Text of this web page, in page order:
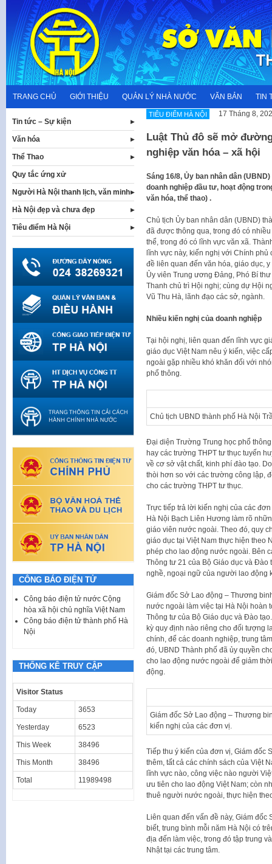
content
TRANG CHỦ GIỚI THIỆU QUẢN LÝ NHÀ NƯỚC VĂN BẢN TIN
TIÊU ĐIỂM HÀ NỘI 17 Tháng 8,
Luật Thủ đô sẽ mở
nghiệp văn hóa – xã hội
Sáng 16/8, Ủy ban nhân dân
doanh nghiệp đầu tư, hoạt động
văn hóa, thể thao) .
Chủ tịch Ủy ban nhân dân (UBND)
đã được thông qua, trong đó có
thể, trong đó có lĩnh vực văn xã.
lĩnh vực này, kiến nghị với Chính phủ
đề liên quan đến văn hóa, giáo dục, y
Ủy viên Trung ương Đảng, Phó Bí
Thanh chủ trì Hội nghị; cùng dự Hội
Vũ Thu Hà, lãnh đạo các sở, ngành.
Nhiều kiến nghị của doanh nghiệp
Tại hội nghị, liên quan đến lĩnh vực
giáo dục Việt Nam nêu ý kiến, việc
ngoài gặp nhiều khó khăn đối với
phổ thông.
Chủ tịch UBND thành phố Hà Nội
Đại diện Trường Trung học phổ
hay các trường THPT tư thục tuyến
về cơ sở vật chất, kinh phí đào tạo.
thòi hơn so với các trường công lập,
cho các trường THPT tư thục.
Trực tiếp trả lời kiến nghị của các
Hà Nội Bạch Liên Hương làm rõ
giáo viên nước ngoài. Theo đó, quy
giáo dục tại Việt Nam thực hiện theo
phép cho lao động nước ngoài. Bên
Thông tư 21 của Bộ Giáo dục và Đào
nghề, ngoại ngữ của người lao động
Giám đốc Sở Lao động – Thương
nước ngoài làm việc tại Hà Nội hoàn
Thông tư của Bộ Giáo dục và Đào
kỳ quy định nào riêng cho đối tượng
chính, để các doanh nghiệp, trung
đó, UBND Thành phố đã ủy quyền
cho lao động nước ngoài để giảm
động.
Giám đốc Sở Lao động – Thương
kiến nghị của các đơn vị.
Tiếp thu ý kiến của đơn vị, Giám đốc
thêm, tất cả các chính sách của Việt
lĩnh vực nào, công việc nào người
ưu tiên cho lao động Việt Nam; còn
thuê người nước ngoài, thực hiện
Liên quan đến vấn đề này, Giám
biết, trung bình mỗi năm Hà Nội có
địa đến làm việc, trong đó tập trung
Nhật tại các trung tâm.
Tin tức – Sự kiện
Văn hóa
Thể Thao
Quy tắc ứng xử
Người Hà Nội thanh lịch, văn minh
Hà Nội đẹp và chưa đẹp
Tiêu điểm Hà Nội
CÔNG BÁO ĐIỆN TỬ
Công báo điện tử nước Cộng
hòa xã hội chủ nghĩa Việt Nam
Công báo điện tử thành phố Hà
Nội
THỐNG KÊ TRUY CẬP
Visitor Status
Today 3653
Yesterday 6523
This Week 38496
This Month 38496
Total 11989498